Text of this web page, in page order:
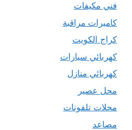
فني مكيفات
كاميرات مراقبة
كراج الكويت
كهربائي سيارات
كهربائي منازل
محل عصير
محلات تلفونات
مصاعد